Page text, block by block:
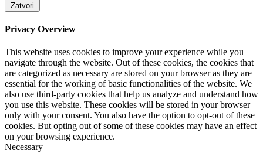
Zatvori
Privacy Overview
This website uses cookies to improve your experience while you
navigate through the website. Out of these cookies, the cookies that
are categorized as necessary are stored on your browser as they are
essential for the working of basic functionalities of the website. We
also use third-party cookies that help us analyze and understand how
you use this website. These cookies will be stored in your browser
only with your consent. You also have the option to opt-out of these
cookies. But opting out of some of these cookies may have an effect
on your browsing experience.
Necessary